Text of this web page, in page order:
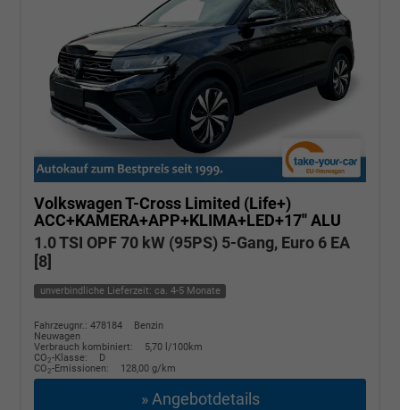
Volkswagen T-Cross Limited (Life+)
ACC+KAMERA+APP+KLIMA+LED+17'' ALU
1.0 TSI OPF 70 kW (95PS) 5-Gang, Euro 6 EA
[8]
unverbindliche Lieferzeit: ca. 4-5 Monate
Fahrzeugnr.: 478184
Benzin
Neuwagen
Verbrauch kombiniert:
5,70 l/100km
CO2-Klasse:
D
CO2-Emissionen: 128,00 g/km
» Angebotdetails